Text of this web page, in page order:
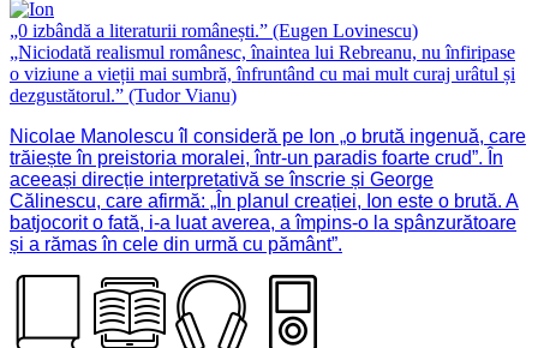
„0 izbândă a literaturii românești.” (Eugen Lovinescu)
„Niciodată realismul românesc, înaintea lui Rebreanu, nu înfiripase
o viziune a vieții mai sumbră, înfruntând cu mai mult curaj urâtul și
dezgustătorul.” (Tudor Vianu)
Nicolae Manolescu îl consideră pe Ion „o brută ingenuă, care
trăiește în preistoria moralei, într-un paradis foarte crud”. În
aceeași direcție interpretativă se înscrie și George
Călinescu, care afirmă: „În planul creației, Ion este o brută. A
batjocorit o fată, i-a luat averea, a împins-o la spânzurătoare
și a rămas în cele din urmă cu pământ”.